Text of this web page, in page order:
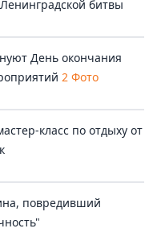
битвы
День окончания
2 Фото
класс по отдыху от
повредивший